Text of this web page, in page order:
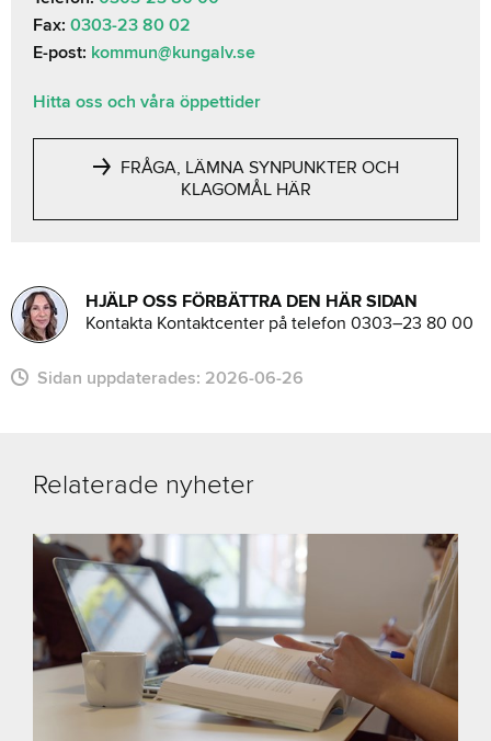
Fax: 0303-23 80 02
E-post: kommun@kungalv.se
Hitta oss och våra öppettider
FRÅGA, LÄMNA SYNPUNKTER OCH
KLAGOMÅL HÄR
HJÄLP OSS FÖRBÄTTRA DEN HÄR SIDAN
Kontakta Kontaktcenter på telefon 0303–23 80 00
Sidan uppdaterades: 2026-06-26
Relaterade nyheter